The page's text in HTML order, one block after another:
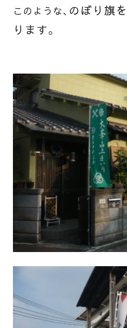
このような、 のぼり旗
ります。